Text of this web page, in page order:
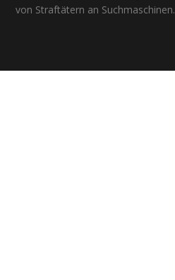
von Straftätern an Suchmaschinen.